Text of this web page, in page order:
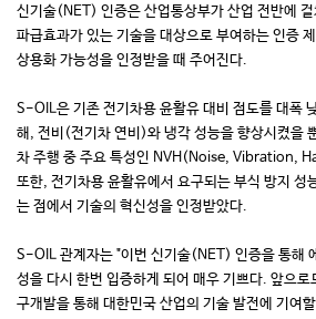
신기술(NET) 인증은 산업통상부가 산업 전반에
파급효과가 있는 기술을 대상으로 부여하는 인증
상용화 가능성을 인정받을 때 주어진다.
S-OIL은 기존 전기차용 윤활유 대비 점도를 대폭
해, 전비(전기차 연비)와 냉각 성능을 향상시켰을
차 주행 중 주요 특성인 NVH(Noise, Vibration,
또한, 전기차용 윤활유에서 요구되는 부식 방지 성
는 점에서 기술의 혁신성을 인정받았다.
S-OIL 관계자는 "이번 신기술(NET) 인증을 통해
성을 다시 한번 입증하게 되어 매우 기쁘다. 앞으
구개발을 통해 대한민국 산업의 기술 발전에 기여